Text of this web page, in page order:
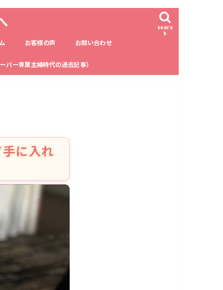
searc
h
お客様の声 お問い合わせ
パー専業主婦時代の過去記事）
に入れ